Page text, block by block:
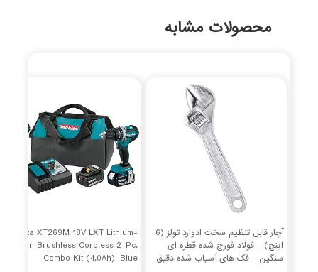
محصولات مشابه
آچار قابل تنظیم سخت ادوارد تولز (6
اینچ) - فولاد فورج شده قطره ای
سنگین - فک های آسیاب شده دقیق
Makita XT269M 18V LXT Lithium-
Ion Brushless Cordless 2-Pc.
Combo Kit (4.0Ah), Blue